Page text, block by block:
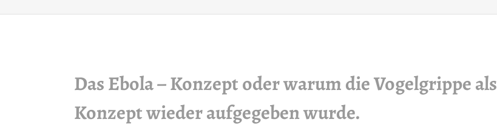
Das Ebola – Konzept oder warum die Vogelgrippe als
Konzept wieder aufgegeben wurde.